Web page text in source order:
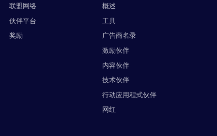
联盟网络
伙伴平台
奖励
概述
工具
广告商名录
激励伙伴
内容伙伴
技术伙伴
行动应用程式伙伴
网红